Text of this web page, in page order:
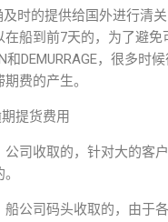
及时的提供给国外进行清
在船到前7天的，为了避免
和DEMURRAGE，很多时
费的产生。
提货费用
公司收取的，针对大的客
船公司码头收取的，由于